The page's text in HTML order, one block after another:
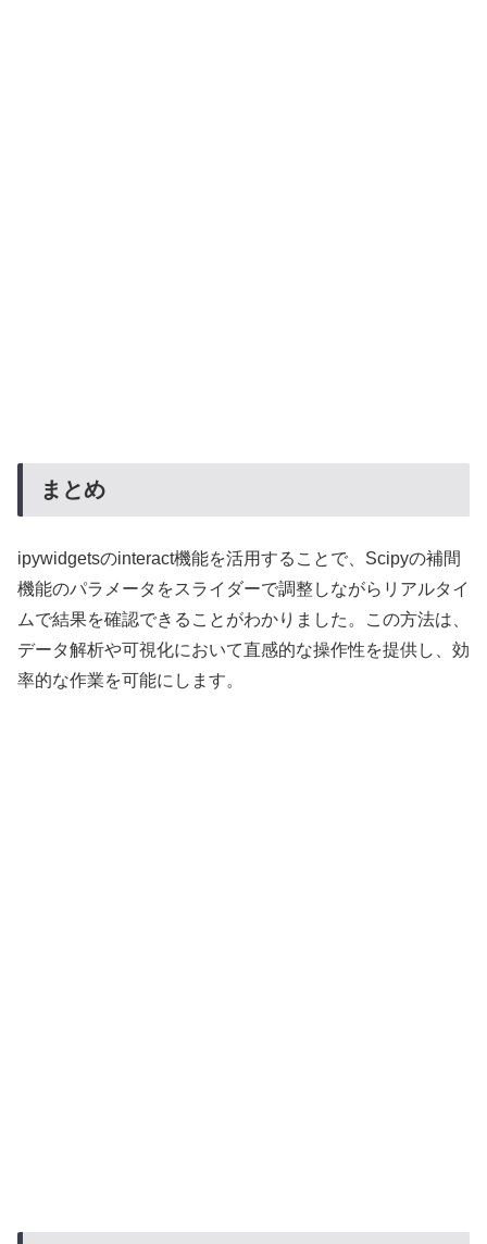
まとめ
ipywidgetsのinteract機能を活用することで、Scipyの補間
機能のパラメータをスライダーで調整しながらリアルタイ
ムで結果を確認できることがわかりました。この方法は、
データ解析や可視化において直感的な操作性を提供し、効
率的な作業を可能にします。